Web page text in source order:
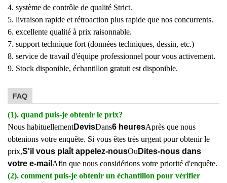
4. système de contrôle de qualité Strict.
5. livraison rapide et rétroaction plus rapide que nos concurrents.
6. excellente qualité à prix raisonnable.
7. support technique fort (données techniques, dessin, etc.)
8. service de travail d'équipe professionnel pour vous activement.
9. Stock disponible, échantillon gratuit est disponible.
FAQ
(1). quand puis-je obtenir le prix?
Nous habituellementDevisDans6 heuresAprès que nous
obtenions votre enquête. Si vous êtes très urgent pour obtenir le
prix,S'il vous plaît appelez-nousOu Dites-nous dans
votre e-mail Afin que nous considérions votre priorité d'enquête.
(2). comment puis-je obtenir un échantillon pour vérifier